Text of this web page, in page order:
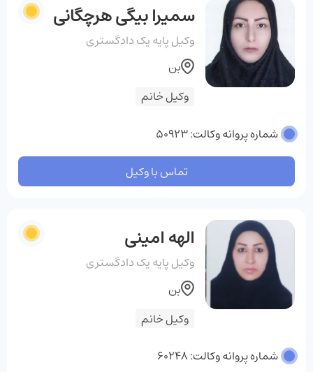
سمیرا بیگی هرچگانی
وکیل پایه یک دادگستری
وکیل خانم
بن
شماره پروانه وکالت: 50923
تماس با وکیل
الهه امینی
وکیل پایه یک دادگستری
وکیل خانم
بن
شماره پروانه وکالت: 60248